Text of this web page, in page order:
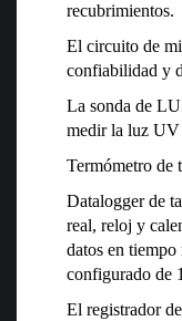
recubrimientos.
El circuito de
confiabilidad y
La sonda de
medir la luz UV
Termómetro de
Datalogger de
real, reloj y
datos en tiempo
configurado de
El registrador